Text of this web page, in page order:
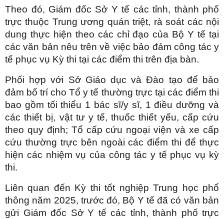
Theo đó, Giám đốc Sở Y tế các tỉnh, thành phố
trực thuộc Trung ương quán triệt, rà soát các nội
dung thực hiện theo các chỉ đạo của Bộ Y tế tại
các văn bản nêu trên về việc bảo đảm công tác y
tế phục vụ Kỳ thi tại các điểm thi trên địa bàn.
Phối hợp với Sở Giáo dục và Đào tạo để bảo
đảm bố trí cho Tổ y tế thường trực tại các điểm thi
bao gồm tối thiểu 1 bác sĩ/y sĩ, 1 điều dưỡng và
các thiết bị, vật tư y tế, thuốc thiết yếu, cấp cứu
theo quy định; Tổ cấp cứu ngoại viện và xe cấp
cứu thường trực bên ngoài các điểm thi để thực
hiện các nhiệm vụ của công tác y tế phục vụ kỳ
thi.
Liên quan đến Kỳ thi tốt nghiệp Trung học phổ
thông năm 2025, trước đó, Bộ Y tế đã có văn bản
gửi Giám đốc Sở Y tế các tỉnh, thành phố trực